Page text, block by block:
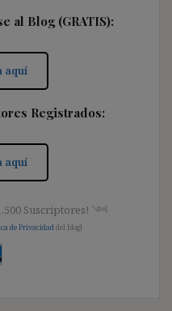
al Blog (GRATIS):
aquí
Registrados:
aquí
Suscriptores! ༺
de Privacidad del blog]